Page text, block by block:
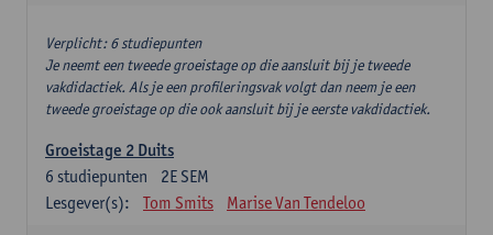
Verplicht: 6 studiepunten
Je neemt een tweede groeistage op die aansluit bij je tweede
vakdidactiek. Als je een profileringsvak volgt dan neem je een
tweede groeistage op die ook aansluit bij je eerste vakdidactiek.
Groeistage 2 Duits
2E SEM
6 studiepunten
Lesgever(s):
Tom Smits Marise Van Tendeloo